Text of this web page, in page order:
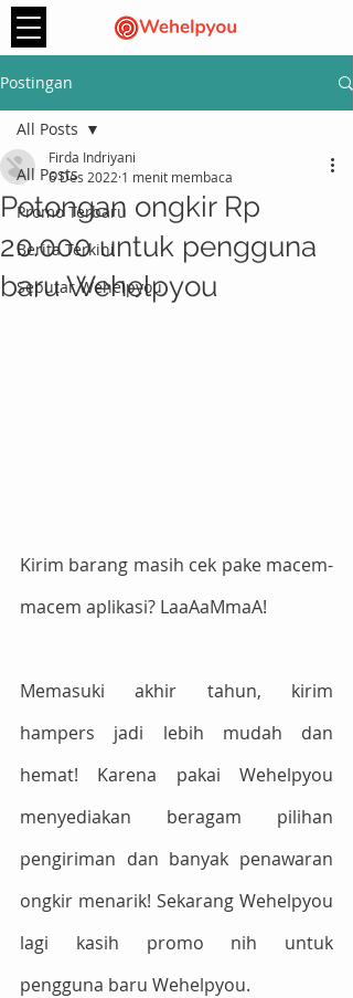
Postingan
All Posts
Promo Terbaru
Berita Terkini
Seputar Wehelpyou
All Posts
Potongan ongkir Rp
20.000 untuk pengguna
baru Wehelpyou
Firda Indriyani
6 Des 2022 1 menit membaca
Kirim barang masih cek pake macem-
macem aplikasi? LaaAaMmaA!
Memasuki akhir tahun, kirim
hampers jadi lebih mudah dan
hemat! Karena pakai Wehelpyou
menyediakan beragam pilihan
pengiriman dan banyak penawaran
ongkir menarik! Sekarang Wehelpyou
lagi kasih promo nih untuk
pengguna baru Wehelpyou.